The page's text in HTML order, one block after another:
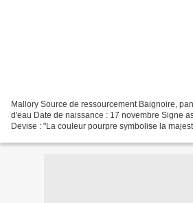
Mallory Source de ressourcement Baignoire,
d'eau Date de naissance : 17 novembre Signe
Devise : "La couleur pourpre symbolise la